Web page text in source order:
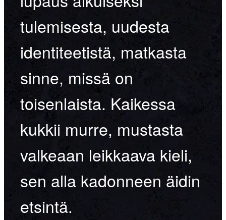
tulemisesta, uudesta
identiteetistä, matkasta
sinne, missä on
toisenlaista. Kaikessa
kukkii murre, mustasta
valkeaan leikkaava kieli,
sen alla kadonneen äidin
etsintä.